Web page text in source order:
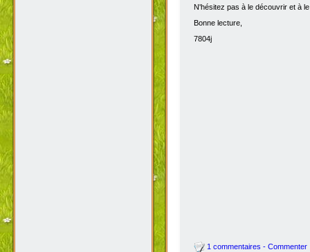
N'hésitez pas à le découvrir et à
Bonne lecture,
7804j
1 commentaires - Commenter